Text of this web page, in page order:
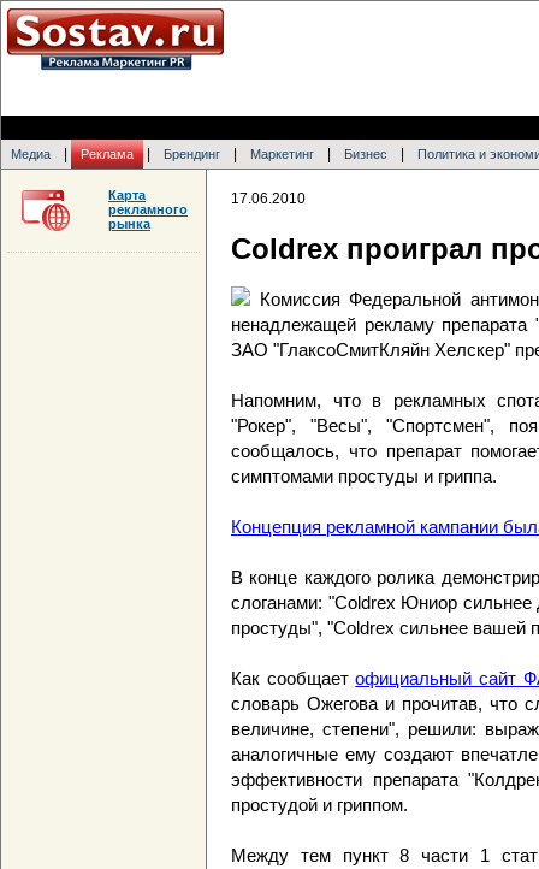
Медиа Реклама Брендинг Маркетинг Бизнес Политика и
17.06.2010
Сoldrex проиграл
Комиссия Федеральной
ненадлежащей рекламу
ЗАО "ГлаксоСмитКляйн Хелскер"
Напомним, что в рекламных
"Рокер", "Весы", "Спортсмен",
сообщалось, что препарат
симптомами простуды и гриппа.
Концепция рекламной кампании
В конце каждого ролика
слоганами: "Coldrex Юниор
простуды", "Coldrex сильнее вашей
Как сообщаетофициальный сайт
словарь Ожегова и прочитав, что
величине, степени", решили:
аналогичные ему создают
эффективности препарата
простудой и гриппом.
Между тем пункт 8 части 1
Карта
рекламного
рынка